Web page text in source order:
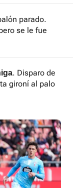
parado.
se le fue
. Disparo de
gironí al palo